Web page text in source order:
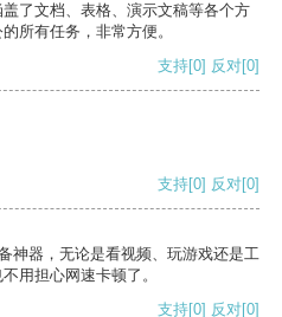
了文档、表格、演示文稿等各个方
所有任务，非常方便。
支持[0] 反对[0]
支持[0] 反对[0]
神器，无论是看视频、玩游戏还是工
用担心网速卡顿了。
支持[0] 反对[0]